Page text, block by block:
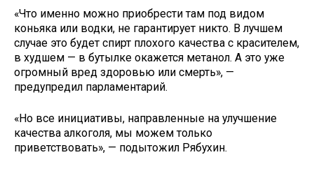
«Что именно можно приобрести там под видом
коньяка или водки, не гарантирует никто. В лучшем
случае это будет спирт плохого качества с красителем,
в худшем — в бутылке окажется метанол. А это уже
огромный вред здоровью или смерть», —
предупредил парламентарий.
«Но все инициативы, направленные на улучшение
качества алкоголя, мы можем только
приветствовать», — подытожил Рябухин.